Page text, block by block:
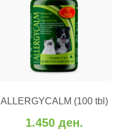
ALLERGYCALM (100 tbl)
1.450 ден.
ВО КОШНИЧКА
Додај за споредба